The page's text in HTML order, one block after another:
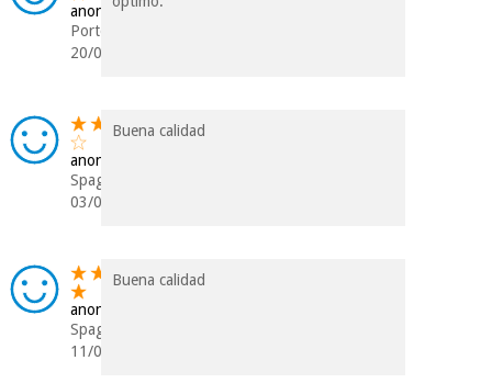
anonimo
Portogallo
20/05/2020
anonimo
Spagna
03/05/2020
Buena calidad
anonimo
Spagna
11/02/2020
Buena calidad